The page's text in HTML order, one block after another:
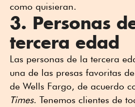
como quisieran.
3. Personas
tercera edad
Las personas de la tercera
una de las presas favoritas
de Wells Fargo, de acuerdo
Times. Tenemos clientes de